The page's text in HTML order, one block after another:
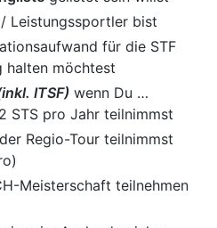
Leistungssportler bist
für die STF
halten möchtest
ITSF) wenn Du …
STS pro Jahr teilnimmst
Regio-Tour teilnimmst
Meisterschaft teilnehmen